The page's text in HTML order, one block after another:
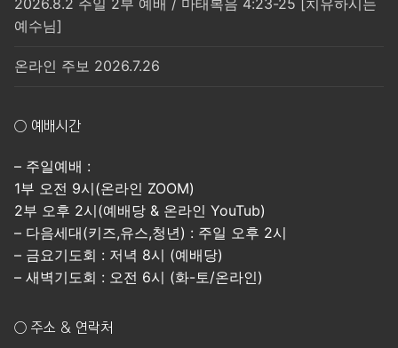
2026.8.2 주일 2부 예배 / 마태복음 4:23-25 [치유하시는
예수님]
온라인 주보 2026.7.26
○ 예배시간
– 주일예배 :
1부 오전 9시(온라인 ZOOM)
2부 오후 2시(예배당 & 온라인 YouTub)
– 다음세대(키즈,유스,청년) : 주일 오후 2시
– 금요기도회 : 저녁 8시 (예배당)
– 새벽기도회 : 오전 6시 (화-토/온라인)
○ 주소 & 연락처